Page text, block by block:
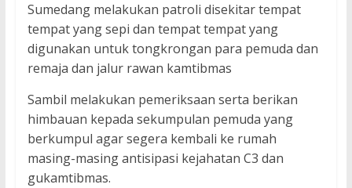
Sumedang melakukan patroli disekitar tempat
tempat yang sepi dan tempat tempat yang
digunakan untuk tongkrongan para pemuda dan
remaja dan jalur rawan kamtibmas
Sambil melakukan pemeriksaan serta berikan
himbauan kepada sekumpulan pemuda yang
berkumpul agar segera kembali ke rumah
masing-masing antisipasi kejahatan C3 dan
gukamtibmas.